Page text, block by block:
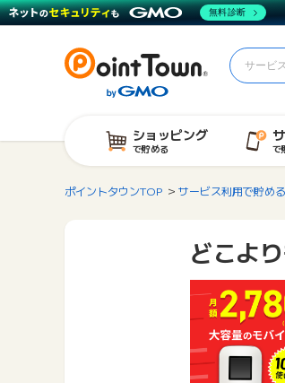
ショッピング
で貯める で
ポイントタウンTOP サービス利用で貯める
どこよ
無料診断